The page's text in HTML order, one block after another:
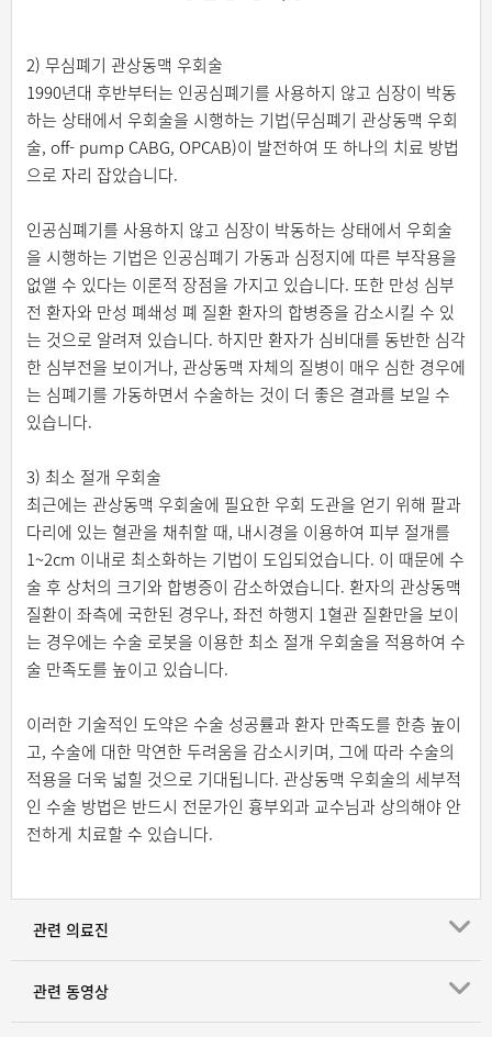
2) 무심폐기 관상동맥 우회술
1990년대 후반부터는 인공심폐기를 사용하지 않고 심장이 박동
하는 상태에서 우회술을 시행하는 기법(무심폐기 관상동맥 우회
술, off- pump CABG, OPCAB)이 발전하여 또 하나의 치료 방법
으로 자리 잡았습니다.
인공심폐기를 사용하지 않고 심장이 박동하는 상태에서 우회술
을 시행하는 기법은 인공심폐기 가동과 심정지에 따른 부작용을
없앨 수 있다는 이론적 장점을 가지고 있습니다. 또한 만성 심부
전 환자와 만성 폐쇄성 폐 질환 환자의 합병증을 감소시킬 수 있
는 것으로 알려져 있습니다. 하지만 환자가 심비대를 동반한 심각
한 심부전을 보이거나, 관상동맥 자체의 질병이 매우 심한 경우에
는 심폐기를 가동하면서 수술하는 것이 더 좋은 결과를 보일 수
있습니다.
3) 최소 절개 우회술
최근에는 관상동맥 우회술에 필요한 우회 도관을 얻기 위해 팔과
다리에 있는 혈관을 채취할 때, 내시경을 이용하여 피부 절개를
1~2cm 이내로 최소화하는 기법이 도입되었습니다. 이 때문에 수
술 후 상처의 크기와 합병증이 감소하였습니다. 환자의 관상동맥
질환이 좌측에 국한된 경우나, 좌전 하행지 1혈관 질환만을 보이
는 경우에는 수술 로봇을 이용한 최소 절개 우회술을 적용하여 수
술 만족도를 높이고 있습니다.
이러한 기술적인 도약은 수술 성공률과 환자 만족도를 한층 높이
고, 수술에 대한 막연한 두려움을 감소시키며, 그에 따라 수술의
적용을 더욱 넓힐 것으로 기대됩니다. 관상동맥 우회술의 세부적
인 수술 방법은 반드시 전문가인 흉부외과 교수님과 상의해야 안
전하게 치료할 수 있습니다.
관련 의료진
관련 동영상